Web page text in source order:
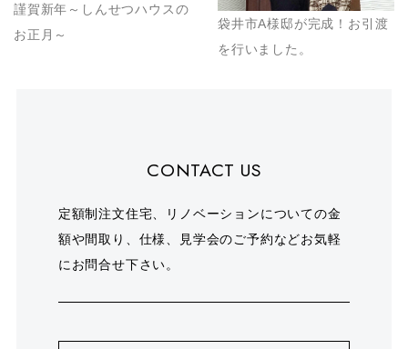
謹賀新年～しんせつハウスの
お正月～
袋井市A様邸が完成！お引渡
を行いました。
CONTACT US
定額制注文住宅、リノベーションについての金
額や間取り、仕様、見学会のご予約などお気軽
にお問合せ下さい。